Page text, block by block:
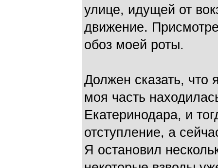
улице, идущей от
движение.
обоз моей роты.
Должен сказать,
моя часть
Екатеринодара, и
отступление, а
Я остановил